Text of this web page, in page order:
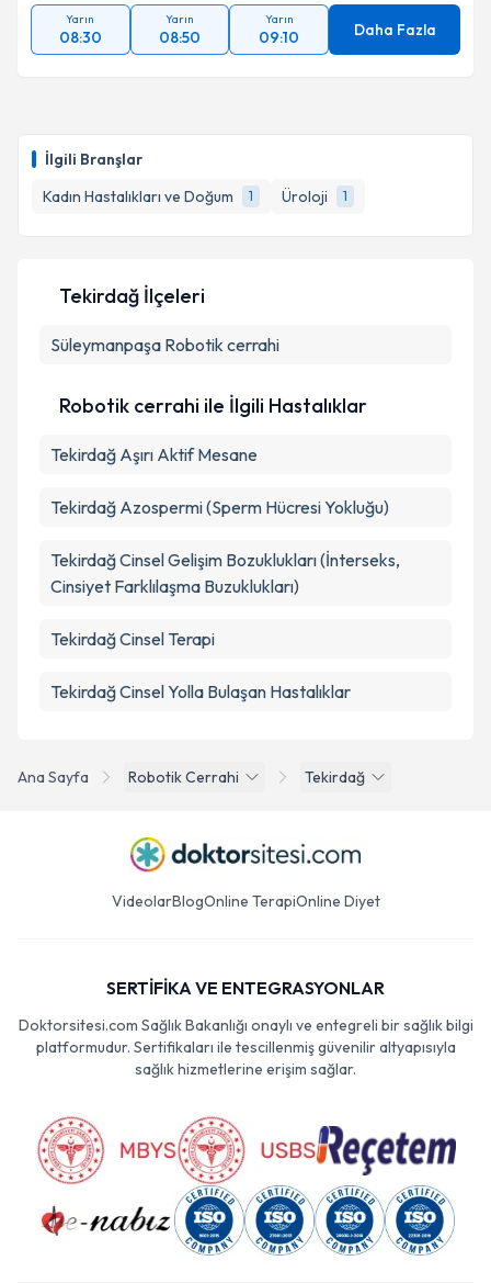
İlgili Branşlar
Kadın Hastalıkları ve Doğum
1 Üroloji 1
Yarın
08:30
Yarın
08:50
Yarın
09:10 Daha Fazla
Ana Sayfa Robotik Cerrahi Tekirdağ
Tekirdağ İlçeleri
Süleymanpaşa Robotik cerrahi
Robotik cerrahi ile İlgili Hastalıklar
Tekirdağ Aşırı Aktif Mesane
Tekirdağ Azospermi (Sperm Hücresi Yokluğu)
Tekirdağ Cinsel Gelişim Bozuklukları (İnterseks,
Cinsiyet Farklılaşma Buzuklukları)
Tekirdağ Cinsel Terapi
Tekirdağ Cinsel Yolla Bulaşan Hastalıklar
VideolarBlogOnline TerapiOnline Diyet
SERTİFİKA VE ENTEGRASYONLAR
Doktorsitesi.com Sağlık Bakanlığı onaylı ve entegreli bir sağlık bilgi
platformudur. Sertifikaları ile tescillenmiş güvenilir altyapısıyla
sağlık hizmetlerine erişim sağlar.